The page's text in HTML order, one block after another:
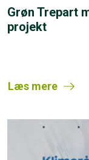
Grøn Trepart
projekt
Læs mere